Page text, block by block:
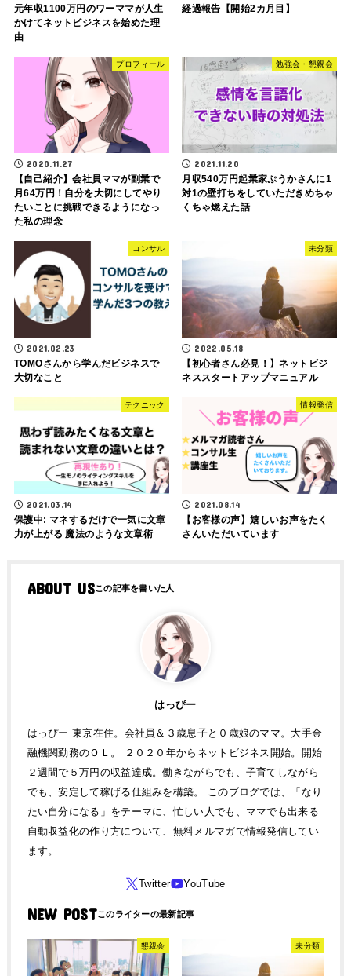
元年収1100万円のワーママが人生
かけてネットビジネスを始めた理
由
経過報告【開始2カ月目】
プロフィール
2020.11.27
【自己紹介】会社員ママが副業で
月64万円！自分を大切にしてやり
たいことに挑戦できるようになっ
た私の理念
勉強会・懇親会
2021.11.20
月収540万円起業家ぷうかさんに1
対1の壁打ちをしていただきめちゃ
くちゃ燃えた話
コンサル
2021.02.23
TOMOさんから学んだビジネスで
大切なこと
未分類
2022.05.18
【初心者さん必見！】ネットビジ
ネススタートアップマニュアル
テクニック
2021.03.14
保護中: マネするだけで一気に文章
力が上がる 魔法のような文章術
情報発信
2021.08.14
【お客様の声】嬉しいお声をたく
さんいただいています
ABOUT US
はっぴー
はっぴー 東京在住。会社員＆３歳息子と０歳娘のママ。大手金
融機関勤務のＯＬ。 ２０２０年からネットビジネス開始。開始
２週間で５万円の収益達成。働きながらでも、子育てしながら
でも、安定して稼げる仕組みを構築。 このブログでは、「なり
たい自分になる」をテーマに、忙しい人でも、ママでも出来る
自動収益化の作り方について、無料メルマガで情報発信してい
ます。
NEW POST
懇親会 未分類